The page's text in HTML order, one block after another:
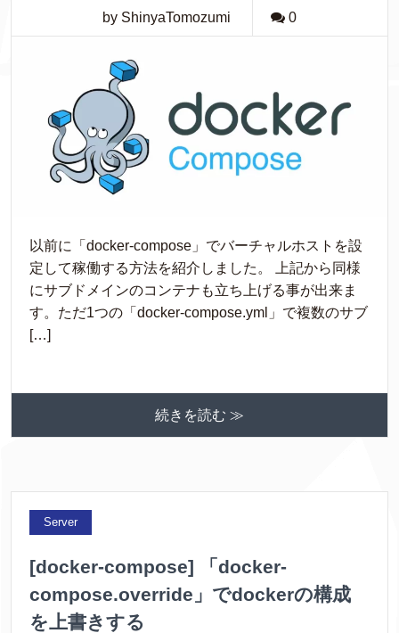
by ShinyaTomozumi 0
以前に「docker-compose」でバーチャルホストを設
定して稼働する方法を紹介しました。 上記から同様
にサブドメインのコンテナも立ち上げる事が出来ま
す。ただ1つの「docker-compose.yml」で複数のサブ
[…]
続きを読む ≫
Server
[docker-compose] 「docker-
compose.override」でdockerの構成
を上書きする